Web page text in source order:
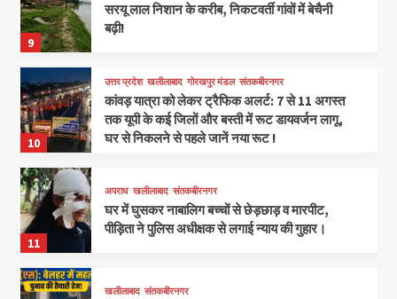
9
सरयू लाल निशान के करीब, निकटवर्ती गांवों में बेचैनी
बढ़ी!
10
उत्तर प्रदेश खलीलाबाद गोरखपुर मंडल संतकबीरनगर
कांवड़ यात्रा को लेकर ट्रैफिक अलर्ट: 7 से 11 अगस्त
तक यूपी के कई जिलों और बस्ती में रूट डायवर्जन लागू,
घर से निकलने से पहले जानें नया रूट !
11
अपराध खलीलाबाद संतकबीरनगर
घर में घुसकर नाबालिग बच्चों से छेड़छाड़ व मारपीट,
पीड़िता ने पुलिस अधीक्षक से लगाई न्याय की गुहार।
खलीलाबाद संतकबीरनगर